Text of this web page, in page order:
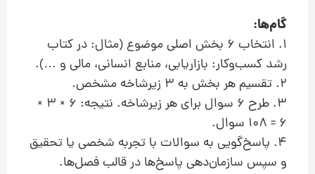
گام‌ها:
1. انتخاب ۶ بخش اصلی موضوع (مثال: در کتاب
رشد کسب‌وکار: بازاریابی، منابع انسانی، مالی و …).
2. تقسیم هر بخش به ۳ زیرشاخه مشخص.
3. طرح ۶ سوال برای هر زیرشاخه. نتیجه: 6 × 3 ×
6 = 108 سوال.
4. پاسخ‌گویی به سوالات با تجربه شخصی یا تحقیق
و سپس سازمان‌دهی پاسخ‌ها در قالب فصل‌ها.